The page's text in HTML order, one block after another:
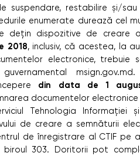
suspendare, restabilire și/
enumerate durează cel
dețin dispozitive de creare
2018, inclusiv, că acestea, la
electronice, trebuie
din data de 1
documentelor electronice
Tehnologia Informației
de creare a semnăturii
de înregistrare al CTIF pe
biroul 303. Doritorii pot